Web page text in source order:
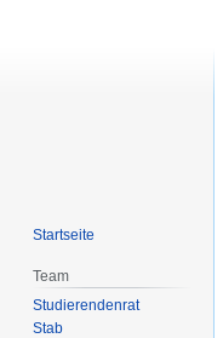
Startseite
Team
Studierendenrat
Stab